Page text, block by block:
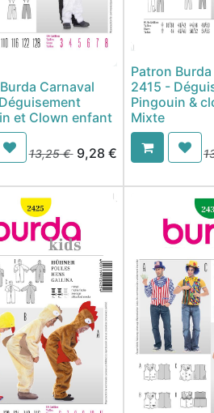
Carnaval
et Clown enfant
13,25€ 9,28 €
Patron
2415 -
Pingouin &
Mixte